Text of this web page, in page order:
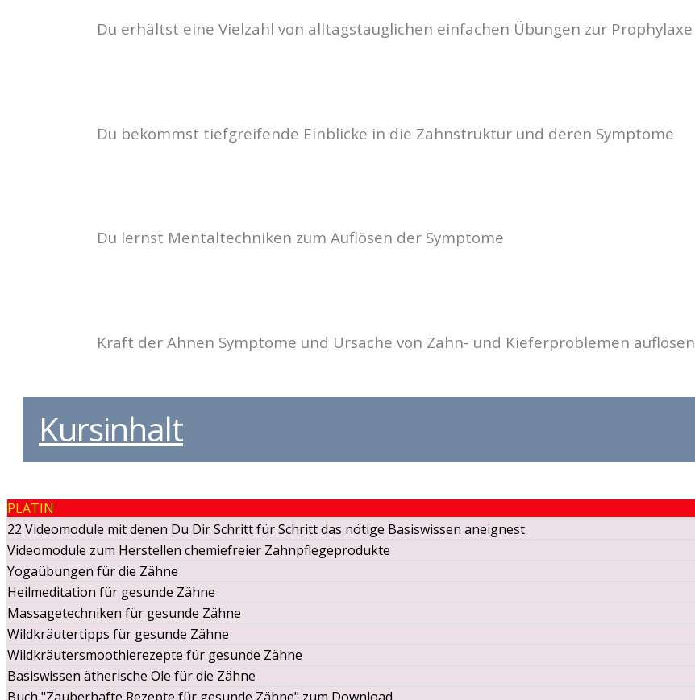
Du erhältst eine Vielzahl von alltagstauglichen einfachen Übungen zur Prophylaxe
Du bekommst tiefgreifende Einblicke in die Zahnstruktur und deren Symptome
Du lernst Mentaltechniken zum Auflösen der Symptome
Kraft der Ahnen Symptome und Ursache von Zahn- und Kieferproblemen auflösen
Kursinhalt
PLATIN
22 Videomodule mit denen Du Dir Schritt für Schritt das nötige Basiswissen aneignest
Videomodule zum Herstellen chemiefreier Zahnpflegeprodukte
Yogaübungen für die Zähne
Heilmeditation für gesunde Zähne
Massagetechniken für gesunde Zähne
Wildkräutertipps für gesunde Zähne
Wildkräutersmoothierezepte für gesunde Zähne
Basiswissen ätherische Öle für die Zähne